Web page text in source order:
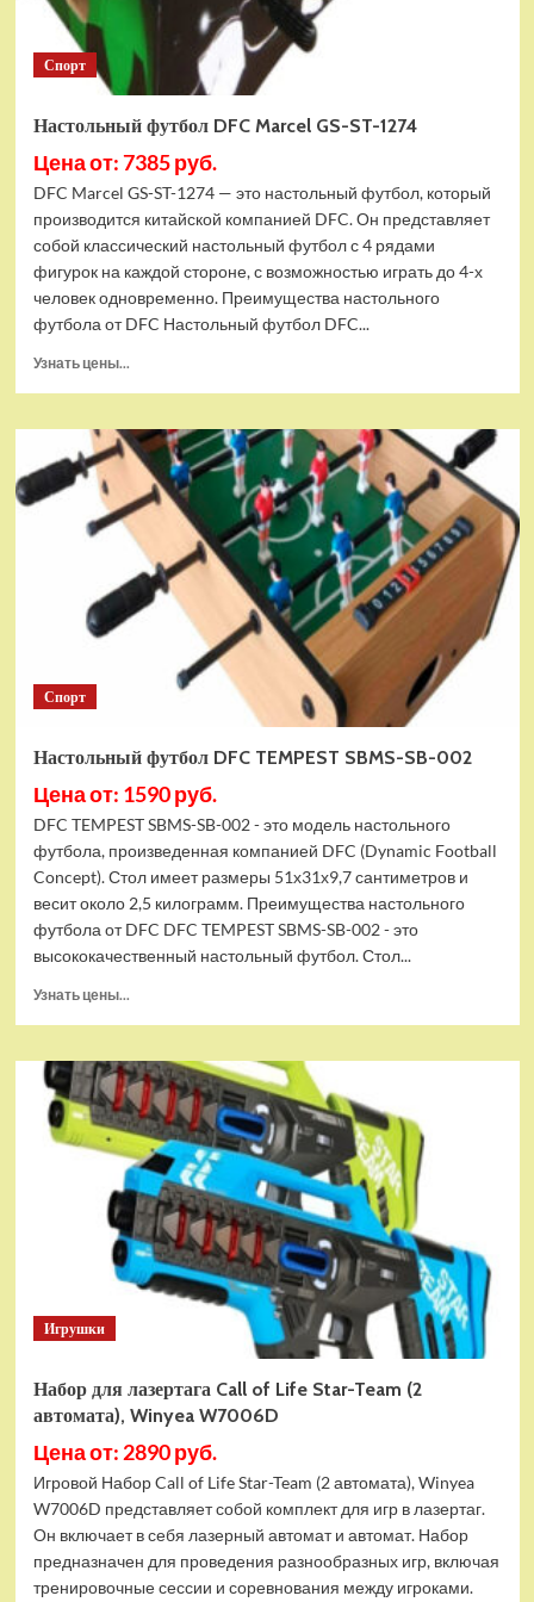
Спорт
Настольный футбол DFC Marcel GS-ST-1274
Цена от: 7385 руб.
DFC Marcel GS-ST-1274 — это настольный футбол, который
производится китайской компанией DFC. Он представляет
собой классический настольный футбол с 4 рядами
фигурок на каждой стороне, с возможностью играть до 4-х
человек одновременно. Преимущества настольного
футбола от DFC Настольный футбол DFC...
Узнать цены...
Настольный
футбол
DFC
Marcel
GS-
ST-
1274
Спорт
Настольный футбол DFC TEMPEST SBMS-SB-002
Цена от: 1590 руб.
DFC TEMPEST SBMS-SB-002 - это модель настольного
футбола, произведенная компанией DFC (Dynamic Football
Concept). Стол имеет размеры 51х31х9,7 сантиметров и
весит около 2,5 килограмм. Преимущества настольного
футбола от DFC DFC TEMPEST SBMS-SB-002 - это
высококачественный настольный футбол. Стол...
Узнать цены...
Настольный
футбол
DFC
TEMPEST
SBMS-
SB-
002
Игрушки
Набор для лазертага Call of Life Star-Team (2
автомата), Winyea W7006D
Цена от: 2890 руб.
Игровой Набор Call of Life Star-Team (2 автомата), Winyea
W7006D представляет собой комплект для игр в лазертаг.
Он включает в себя лазерный автомат и автомат. Набор
предназначен для проведения разнообразных игр, включая
тренировочные сессии и соревнования между игроками.